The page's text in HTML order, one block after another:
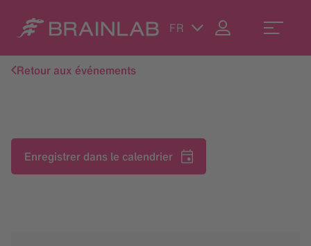
FR
Retour aux événements
Enregistrer dans le calendrier